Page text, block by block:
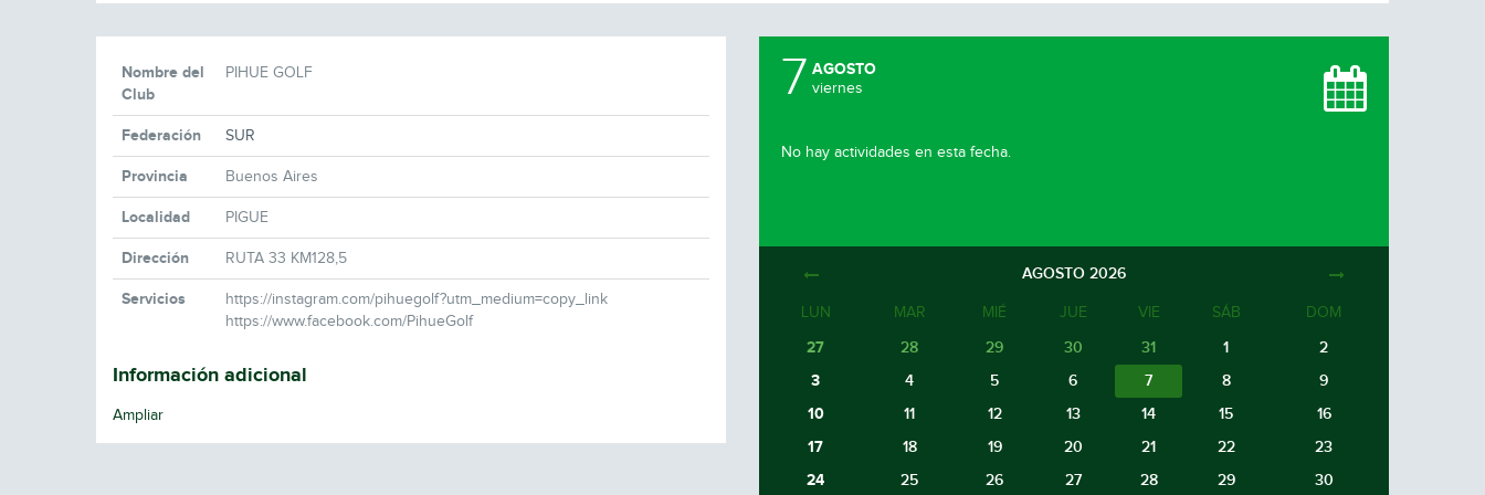
Nombre del
Club
PIHUE GOLF
Federación SUR
Provincia Buenos Aires
Localidad PIGUE
Dirección RUTA 33 KM128,5
Servicios
https://instagram.com/pihuegolf?utm_medium=copy_link
https://www.facebook.com/PihueGolf
Información adicional
Ampliar
7 AGOSTO
viernes
No hay actividades en esta fecha.
AGOSTO 2026
LUN MAR MIÉ JUE VIE SÁB DOM
27 28 29 30 31 1
2
3
4 5 6 7 8
9
10
11 12 13 14 15
16
17
18 19 20 21 22
23
24
25 26 27 28 29 30